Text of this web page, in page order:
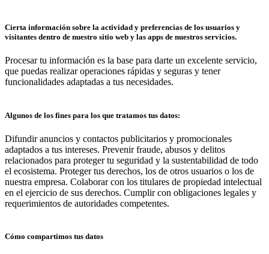
Cierta información sobre la actividad y preferencias de los usuarios y
visitantes dentro de nuestro sitio web y las apps de nuestros servicios.
Procesar tu información es la base para darte un excelente servicio,
que puedas realizar operaciones rápidas y seguras y tener
funcionalidades adaptadas a tus necesidades.
Algunos de los fines para los que tratamos tus datos:
Difundir anuncios y contactos publicitarios y promocionales
adaptados a tus intereses. Prevenir fraude, abusos y delitos
relacionados para proteger tu seguridad y la sustentabilidad de todo
el ecosistema. Proteger tus derechos, los de otros usuarios o los de
nuestra empresa. Colaborar con los titulares de propiedad intelectual
en el ejercicio de sus derechos. Cumplir con obligaciones legales y
requerimientos de autoridades competentes.
Cómo compartimos tus datos